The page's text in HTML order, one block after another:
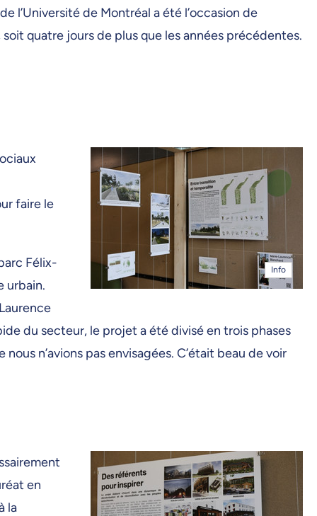
l’Université de Montréal a été l’occasion de
quatre jours de plus que les années précédentes.
Info
faire le
Félix-
urbain.
du secteur, le projet a été divisé en trois phases
n’avions pas envisagées. C’était beau de voir
en
la